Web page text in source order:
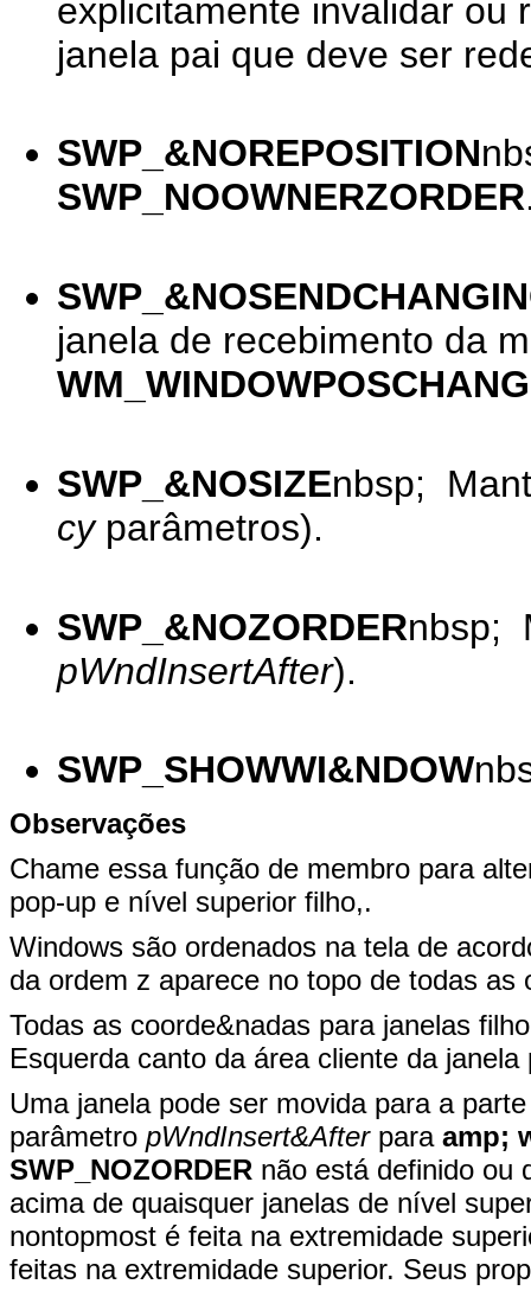
explicitamente invalidar ou
janela pai que deve ser
SWP_&NOREPOSITION
SWP_NOOWNERZORDER
janela de recebimento da
SWP_&NOSIZEnbsp;
cyparâmetros).
SWP_&NOZORDERnbsp;
pWndInsertAfter).
SWP_SHOWWI&NDOW
Observações
Chame essa função de membro para
pop-up e nível superior filho,.
Windows são ordenados na tela de
da ordem z aparece no topo de todas as
Todas as coorde&nadas para janelas
Esquerda canto da área cliente da janela
Uma janela pode ser movida para a
parâmetro pWndInsert&Afterpara amp;
SWP_NOZORDER não está definido ou
acima de quaisquer janelas de nível
nontopmost é feita na extremidade
feitas na extremidade superior. Seus